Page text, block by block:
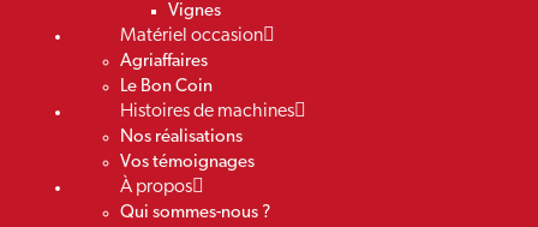
Vignes
Matériel occasion
Agriaffaires
Le Bon Coin
Histoires de machines
Nos réalisations
Vos témoignages
À propos
Qui sommes-nous ?